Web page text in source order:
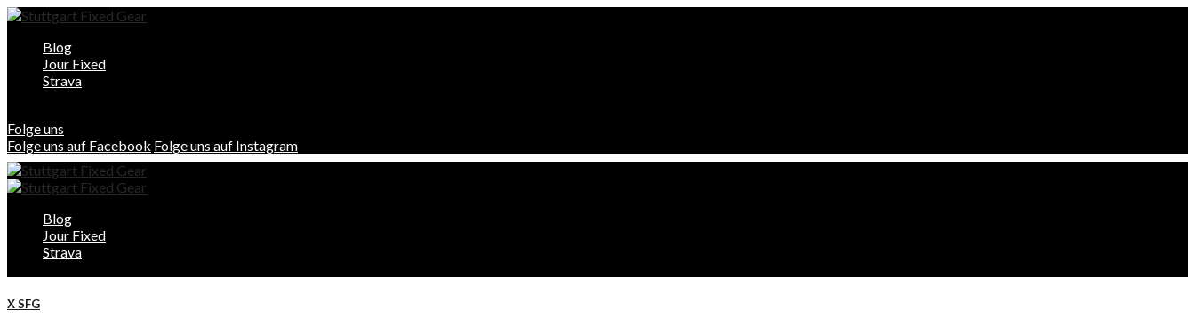
Blog
Jour Fixed
Strava
Folge uns
Folge uns auf Facebook Folge uns auf Instagram
Blog
Jour Fixed
Strava
X SFG